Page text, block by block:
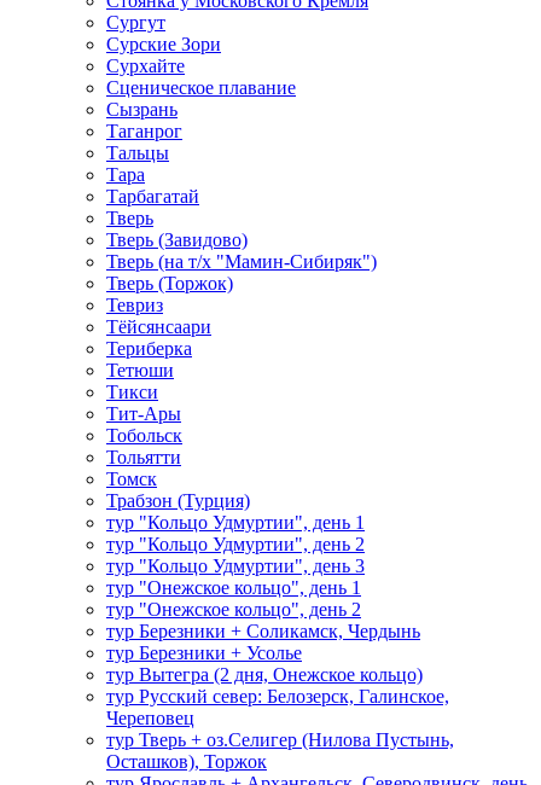
Сургут
Сурские Зори
Сурхайте
Сценическое плавание
Сызрань
Таганрог
Тальцы
Тара
Тарбагатай
Тверь
Тверь (Завидово)
Тверь (на т/х "Мамин-Сибиряк")
Тверь (Торжок)
Тевриз
Тёйсянсаари
Териберка
Тетюши
Тикси
Тит-Ары
Тобольск
Тольятти
Томск
Трабзон (Турция)
тур "Кольцо Удмуртии", день 1
тур "Кольцо Удмуртии", день 2
тур "Кольцо Удмуртии", день 3
тур "Онежское кольцо", день 1
тур "Онежское кольцо", день 2
тур Березники + Соликамск, Чердынь
тур Березники + Усолье
тур Вытегра (2 дня, Онежское кольцо)
тур Русский север: Белозерск, Галинское,
Череповец
тур Тверь + оз.Селигер (Нилова Пустынь,
Осташков), Торжок